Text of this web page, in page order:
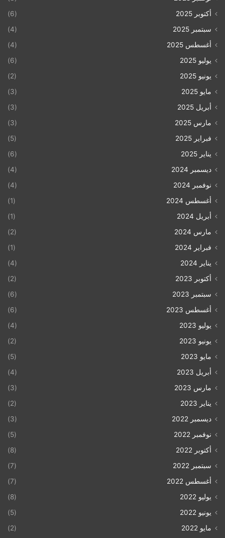
الكيان الصهيوني لم يحقق شروط عضويته في الأمم
المتحدة، لأنه لم يطبق نصوص قرار التقسيم 181، والذي
يفرض على الاحتلال عودة المهاجرين الفلسطينيين الى
ديارهم.
أكتوبر 2025
(6)
سبتمبر 2025
(4)
أغسطس 2025
(4)
يوليو 2025
(6)
يونيو 2025
(2)
مايو 2025
(3)
أبريل 2025
(3)
مارس 2025
(3)
فبراير 2025
(5)
يناير 2025
(6)
ديسمبر 2024
(4)
نوفمبر 2024
(4)
أغسطس 2024
(1)
أبريل 2024
(1)
مارس 2024
(2)
فبراير 2024
(1)
يناير 2024
(4)
أكتوبر 2023
(2)
سبتمبر 2023
(6)
أغسطس 2023
(6)
يوليو 2023
(4)
يونيو 2023
(2)
مايو 2023
(5)
أبريل 2023
(4)
مارس 2023
(3)
يناير 2023
(2)
ديسمبر 2022
(3)
نوفمبر 2022
(5)
أكتوبر 2022
(8)
سبتمبر 2022
(7)
أغسطس 2022
(7)
يوليو 2022
(8)
يونيو 2022
(5)
مايو 2022
(2)